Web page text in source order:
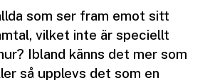
som ser fram emot sitt
vilket inte är speciellt
Ibland känns det mer som
så upplevs det som en